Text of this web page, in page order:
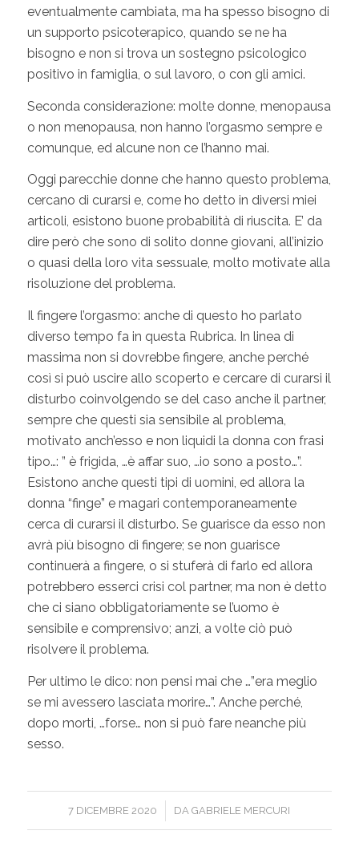
eventualmente cambiata, ma ha spesso bisogno di
un supporto psicoterapico, quando se ne ha
bisogno e non si trova un sostegno psicologico
positivo in famiglia, o sul lavoro, o con gli amici.
Seconda considerazione: molte donne, menopausa
o non menopausa, non hanno l’orgasmo sempre e
comunque, ed alcune non ce l’hanno mai.
Oggi parecchie donne che hanno questo problema,
cercano di curarsi e, come ho detto in diversi miei
articoli, esistono buone probabilità di riuscita. E’ da
dire però che sono di solito donne giovani, all’inizio
o quasi della loro vita sessuale, molto motivate alla
risoluzione del problema.
Il fingere l’orgasmo: anche di questo ho parlato
diverso tempo fa in questa Rubrica. In linea di
massima non si dovrebbe fingere, anche perché
così si può uscire allo scoperto e cercare di curarsi il
disturbo coinvolgendo se del caso anche il partner,
sempre che questi sia sensibile al problema,
motivato anch’esso e non liquidi la donna con frasi
tipo…: ” è frigida, …è affar suo, …io sono a posto…”.
Esistono anche questi tipi di uomini, ed allora la
donna “finge” e magari contemporaneamente
cerca di curarsi il disturbo. Se guarisce da esso non
avrà più bisogno di fingere; se non guarisce
continuerà a fingere, o si stuferà di farlo ed allora
potrebbero esserci crisi col partner, ma non è detto
che ci siano obbligatoriamente se l’uomo è
sensibile e comprensivo; anzi, a volte ciò può
risolvere il problema.
Per ultimo le dico: non pensi mai che …”era meglio
se mi avessero lasciata morire…”. Anche perché,
dopo morti, …forse… non si può fare neanche più
sesso.
7 DICEMBRE 2020
/ DAGABRIELE MERCURI